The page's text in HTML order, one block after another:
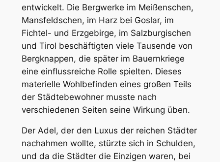
entwickelt. Die Bergwerke im Meißenschen,
Mansfeldschen, im Harz bei Goslar, im
Fichtel- und Erzgebirge, im Salzburgischen
und Tirol beschäftigten viele Tausende von
Bergknappen, die später im Bauernkriege
eine einflussreiche Rolle spielten. Dieses
materielle Wohlbefinden eines großen Teils
der Städtebewohner musste nach
verschiedenen Seiten seine Wirkung üben.
Der Adel, der den Luxus der reichen Städter
nachahmen wollte, stürzte sich in Schulden,
und da die Städter die Einzigen waren, bei